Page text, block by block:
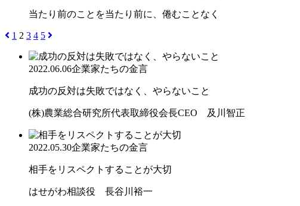
当たり前のことを当たり前に、倦むことなく
1 2 3 4 5
2022.06.06企業家たちの金言
成功の反対は失敗ではなく、やらないこと
(株)農業総合研究所代表取締役会長CEO 及川智正
2022.05.30企業家たちの金言
相手をリスペクトすることが大切
はせがわ相談役 長谷川裕一